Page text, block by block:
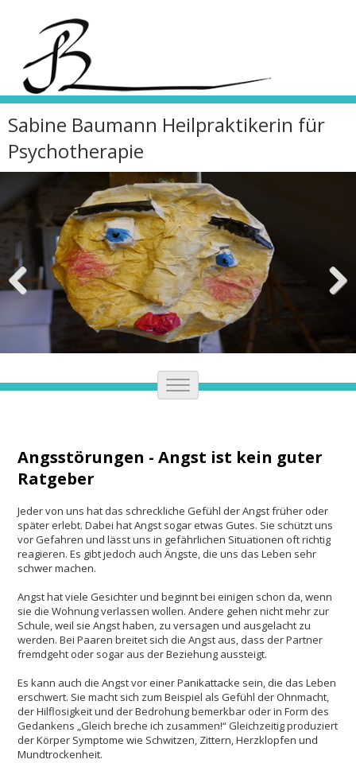
Sabine Baumann Heilpraktikerin für
Psychotherapie
Angsstörungen - Angst ist kein guter
Ratgeber
Jeder von uns hat das schreckliche Gefühl der Angst früher oder
später erlebt. Dabei hat Angst sogar etwas Gutes. Sie schützt uns
vor Gefahren und lässt uns in gefährlichen Situationen oft richtig
reagieren. Es gibt jedoch auch Ängste, die uns das Leben sehr
schwer machen.
Angst hat viele Gesichter und beginnt bei einigen schon da, wenn
sie die Wohnung verlassen wollen. Andere gehen nicht mehr zur
Schule, weil sie Angst haben, zu versagen und ausgelacht zu
werden. Bei Paaren breitet sich die Angst aus, dass der Partner
fremdgeht oder sogar aus der Beziehung aussteigt.
Es kann auch die Angst vor einer Panikattacke sein, die das Leben
erschwert. Sie macht sich zum Beispiel als Gefühl der Ohnmacht,
der Hilflosigkeit und der Bedrohung bemerkbar oder in Form des
Gedankens „Gleich breche ich zusammen!“ Gleichzeitig produziert
der Körper Symptome wie Schwitzen, Zittern, Herzklopfen und
Mundtrockenheit.